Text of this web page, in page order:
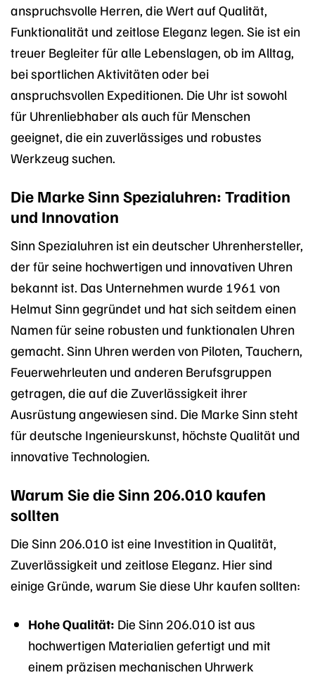
anspruchsvolle Herren, die Wert auf Qualität,
Funktionalität und zeitlose Eleganz legen. Sie ist ein
treuer Begleiter für alle Lebenslagen, ob im Alltag,
bei sportlichen Aktivitäten oder bei
anspruchsvollen Expeditionen. Die Uhr ist sowohl
für Uhrenliebhaber als auch für Menschen
geeignet, die ein zuverlässiges und robustes
Werkzeug suchen.
Die Marke Sinn Spezialuhren: Tradition
und Innovation
Sinn Spezialuhren ist ein deutscher Uhrenhersteller,
der für seine hochwertigen und innovativen Uhren
bekannt ist. Das Unternehmen wurde 1961 von
Helmut Sinn gegründet und hat sich seitdem einen
Namen für seine robusten und funktionalen Uhren
gemacht. Sinn Uhren werden von Piloten, Tauchern,
Feuerwehrleuten und anderen Berufsgruppen
getragen, die auf die Zuverlässigkeit ihrer
Ausrüstung angewiesen sind. Die Marke Sinn steht
für deutsche Ingenieurskunst, höchste Qualität und
innovative Technologien.
Warum Sie die Sinn 206.010 kaufen
sollten
Die Sinn 206.010 ist eine Investition in Qualität,
Zuverlässigkeit und zeitlose Eleganz. Hier sind
einige Gründe, warum Sie diese Uhr kaufen sollten:
Hohe Qualität: Die Sinn 206.010 ist aus
hochwertigen Materialien gefertigt und mit
einem präzisen mechanischen Uhrwerk